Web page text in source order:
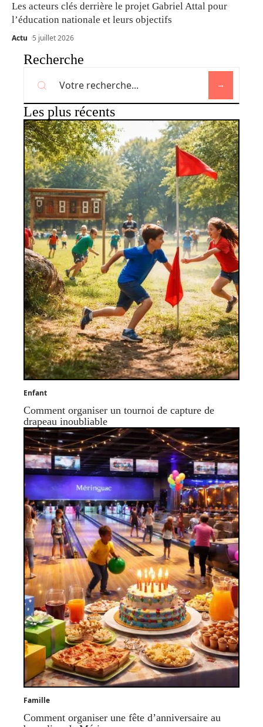
Les acteurs clés derrière le projet Gabriel Attal pour
l’éducation nationale et leurs objectifs
Actu 5 juillet 2026
Recherche
Les plus récents
Enfant
Comment organiser un tournoi de capture de
drapeau inoubliable
Famille
Comment organiser une fête d’anniversaire au